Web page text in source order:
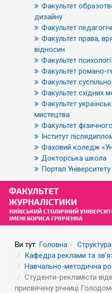
Факультет
дизайну
Факультет
Факультет права,
відносин
Факультет
Факультет романо-
Факультет
Факультет східних
Факультет
мистецтва
Факультет
Інститут
Фаховий коледж
Докторська школа
Портал Університету
Ви тут: Головна Структура
Кафедра реклами та
Навчально-методична
Студенти-рекламісти
присвячену річниці